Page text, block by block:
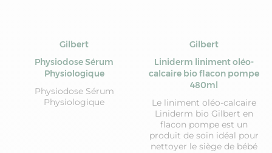
Gilbert
Physiodose Sérum
Physiologique
Physiodose Sérum
Physiologique
Gilbert
Liniderm liniment oléo-
calcaire bio flacon pompe
480ml
Le liniment oléo-calcaire
Liniderm bio Gilbert en
flacon pompe est un
produit de soin idéal pour
nettoyer le siège de bébé